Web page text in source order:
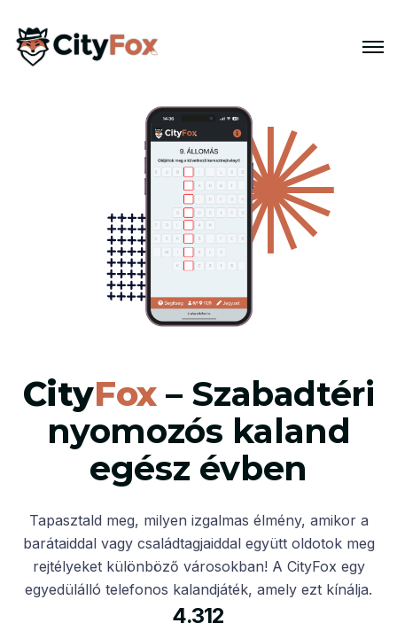
CityFox– Szabadtéri
nyomozós kaland
egész évben
Tapasztald meg, milyen izgalmas élmény, amikor a
barátaiddal vagy családtagjaiddal együtt oldotok meg
rejtélyeket különböző városokban! A CityFox egy
egyedülálló telefonos kalandjáték, amely ezt kínálja.
4.312